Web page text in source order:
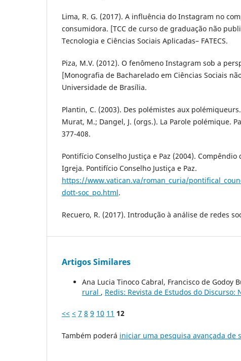
Lima, R. G. (2017). A influência do Instagram no
consumidora. [TCC de curso de graduação não
Tecnologia e Ciências Sociais Aplicadas– FATECS.
Piza, M.V. (2012). O fenômeno Instagram sob a
[Monografia de Bacharelado em Ciências Sociais
Universidade de Brasília.
Plantin, C. (2003). Des polémistes aux
Murat, M.; Dangel, J. (orgs.). La Parole polémique.
377-408.
Pontifício Conselho Justiça e Paz (2004).
Igreja. Pontifício Conselho Justiça e Paz.
https://www.vatican.va/roman_curia/
dott-soc_po.html.
Recuero, R. (2017). Introdução à análise de redes
Artigos Similares
Ana Lucia Tinoco Cabral, Francisco de Godoy
rural , Redis: Revista de Estudos do Discurso:
<< < 7 8 9 10 11 12
Também poderá iniciar uma pesquisa avançada de